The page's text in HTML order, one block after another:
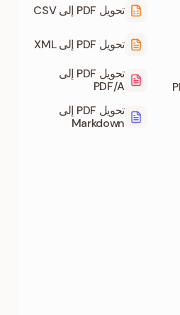
تحويل PDF إلى CSV
تحويل PDF إلى XML
تحويل PDF إلى
PDF/A
تحويل PDF إلى
Markdown